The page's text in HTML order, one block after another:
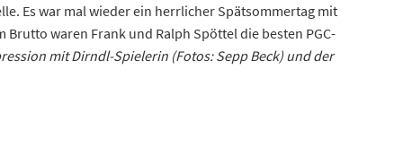
Es war mal wieder ein herrlicher Spätsommertag mit
waren Frank und Ralph Spöttel die besten PGC-
mit Dirndl-Spielerin (Fotos: Sepp Beck) und der